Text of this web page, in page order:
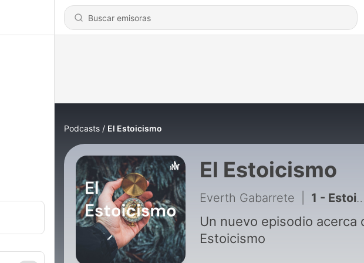
Podcasts El Estoicismo
El Estoicismo
Everth Gabarrete 1 - Estoicismo
Un nuevo episodio acerca
Estoicismo